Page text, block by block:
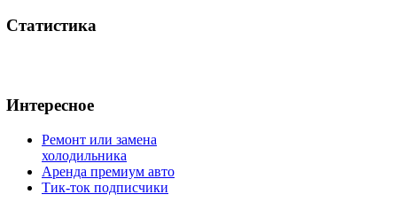
Статистика
Интересное
Ремонт или замена
холодильника
Аренда премиум авто
Тик-ток подписчики